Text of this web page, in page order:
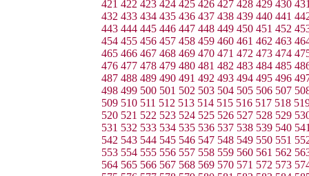
421 422 423 424 425 426 427 428 429 430
432 433 434 435 436 437 438 439 440 441
443 444 445 446 447 448 449 450 451 452
454 455 456 457 458 459 460 461 462 463
465 466 467 468 469 470 471 472 473 474
476 477 478 479 480 481 482 483 484 485
487 488 489 490 491 492 493 494 495 496
498 499 500 501 502 503 504 505 506 507
509 510 511 512 513 514 515 516 517 518
520 521 522 523 524 525 526 527 528 529
531 532 533 534 535 536 537 538 539 540
542 543 544 545 546 547 548 549 550 551
553 554 555 556 557 558 559 560 561 562
564 565 566 567 568 569 570 571 572 573